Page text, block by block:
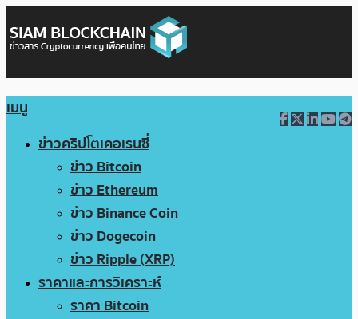
เมนู
ข่าวคริปโตเคอเรนซี่
ข่าว Bitcoin
ข่าว Ethereum
ข่าว Binance Coin
ข่าว Dogecoin
ข่าว Ripple (XRP)
ราคาและการวิเคราะห์
ราคา Bitcoin